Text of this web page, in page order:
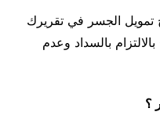
تمويل الجسر في تقريرك
بالسداد وعدم
؟